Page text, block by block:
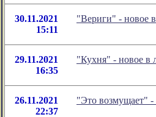
30.11.2021
15:11
"Вериги" - новое
29.11.2021
16:35
"Кухня" - новое в
26.11.2021
22:37
"Это возмущает" -